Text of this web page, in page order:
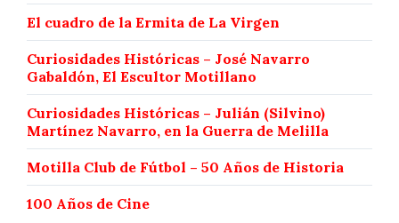
El cuadro de la Ermita de La Virgen
Curiosidades Históricas – José Navarro
Gabaldón, El Escultor Motillano
Curiosidades Históricas – Julián (Silvino)
Martínez Navarro, en la Guerra de Melilla
Motilla Club de Fútbol – 50 Años de Historia
100 Años de Cine